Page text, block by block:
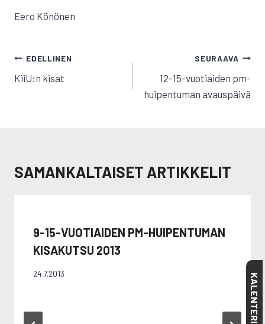
Eero Könönen
ARTIKKELIEN
SELAUS
EDELLINEN
KiiU:n kisat
SEURAAVA
12-15-vuotiaiden pm-
huipentuman avauspäivä
SAMANKALTAISET ARTIKKELIT
9-15-VUOTIAIDEN PM-HUIPENTUMAN
KISAKUTSU 2013
24.7.2013 KALENTERI